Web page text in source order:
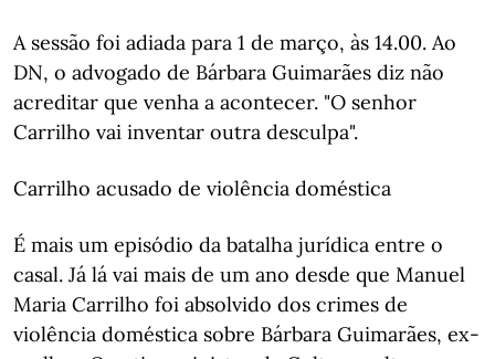
A sessão foi adiada para 1 de março, às 14.00. Ao
DN, o advogado de Bárbara Guimarães diz não
acreditar que venha a acontecer. "O senhor
Carrilho vai inventar outra desculpa".
Carrilho acusado de violência doméstica
É mais um episódio da batalha jurídica entre o
casal. Já lá vai mais de um ano desde que Manuel
Maria Carrilho foi absolvido dos crimes de
violência doméstica sobre Bárbara Guimarães, ex-